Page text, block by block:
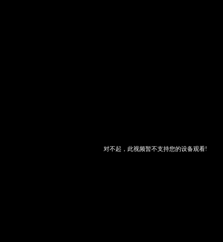
对不起，此视频暂不支持您的设备观看!